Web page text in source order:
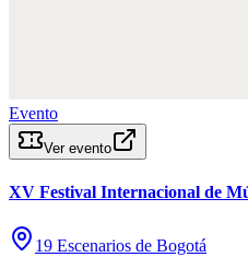
Evento
Ver evento
XV Festival Internacional de
19 Escenarios de Bogotá